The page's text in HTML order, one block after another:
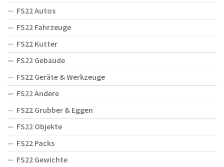
FS22 Autos
FS22 Fahrzeuge
FS22 Kutter
FS22 Gebäude
FS22 Geräte & Werkzeuge
FS22 Andere
FS22 Grubber & Eggen
FS22 Objekte
FS22 Packs
FS22 Gewichte